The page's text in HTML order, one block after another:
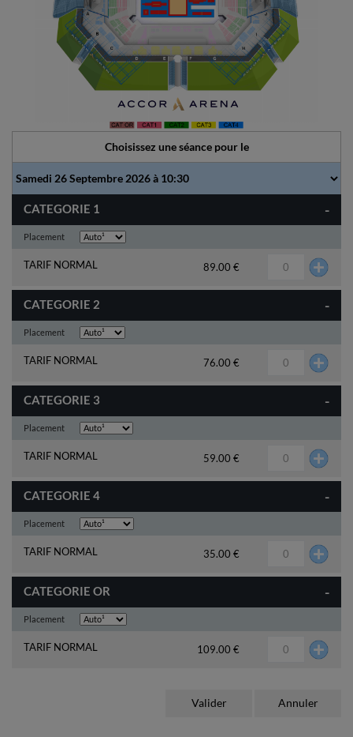
Choisissez une séance pour le
CATEGORIE 1 -
Placement
TARIF NORMAL 89.00 €
CATEGORIE 2 -
Placement
TARIF NORMAL 76.00 €
CATEGORIE 3 -
Placement
TARIF NORMAL 59.00 €
CATEGORIE 4 -
Placement
TARIF NORMAL 35.00 €
CATEGORIE OR -
Placement
TARIF NORMAL 109.00 €